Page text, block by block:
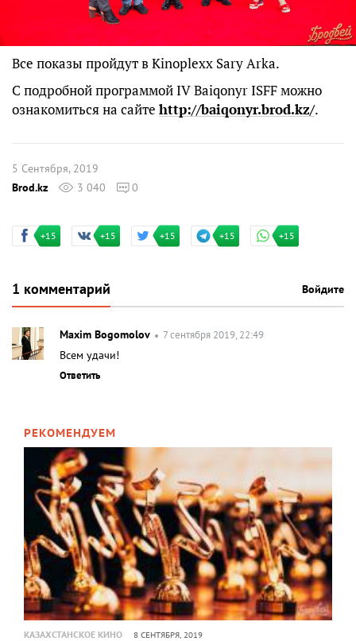
Все показы пройдут в Kinoplexx Sary Arka.
С подробной программой IV Baiqonyr ISFF можно
ознакомиться на сайте http://baiqonyr.brod.kz/.
5 Сентября, 2019
Brod.kz
3 040 0
+15 +15 +15 +15 +15
1 комментарий Войдите
Maxim Bogomolov 7 сентября 2019, 22:49
Всем удачи!
Ответить
РЕКОМЕНДУЕМ
КАЗАХСТАНСКОЕ КИНО 8 СЕНТЯБРЯ, 2019